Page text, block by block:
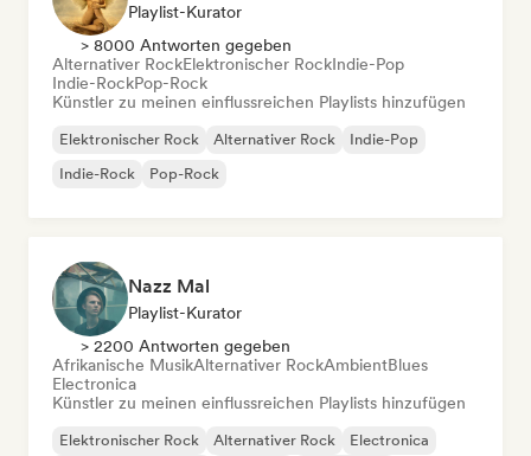
Playlist-Kurator
> 8000 Antworten gegeben
Alternativer RockElektronischer RockIndie-Pop
Indie-RockPop-Rock
Künstler zu meinen einflussreichen Playlists hinzufügen
Elektronischer Rock Alternativer Rock
Indie-Pop
Indie-Rock
Pop-Rock
Nazz Mal
Playlist-Kurator
> 2200 Antworten gegeben
Afrikanische MusikAlternativer RockAmbientBlues
Electronica
Künstler zu meinen einflussreichen Playlists hinzufügen
Elektronischer Rock Alternativer Rock
Electronica